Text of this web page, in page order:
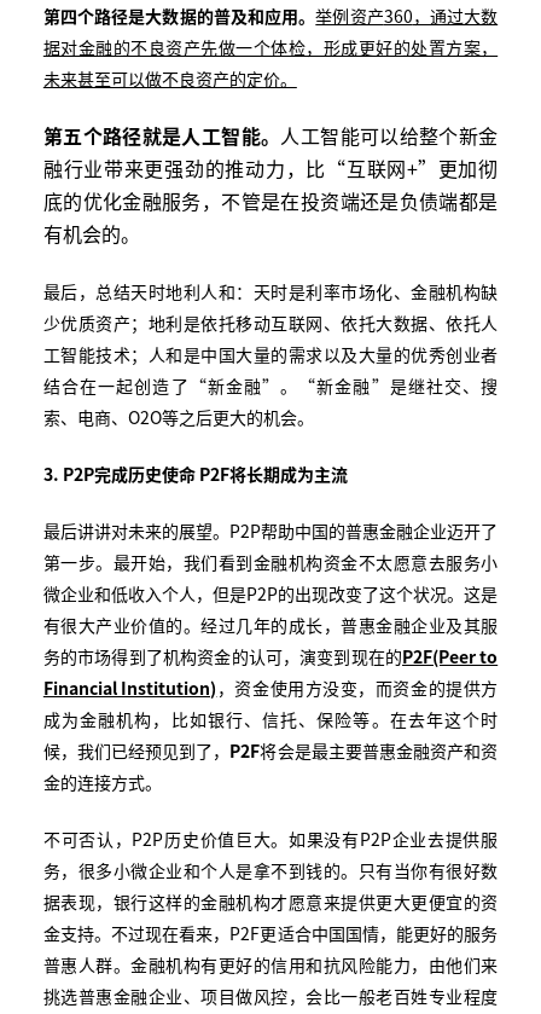
第四个路径是大数据的普及和应用。举例资产360，通过大数
据对金融的不良资产先做一个体检，形成更好的处置方案，
未来甚至可以做不良资产的定价。
第五个路径就是人工智能。 人工智能可以给整个新金
融行业带来更强劲的推动力，比“互联网+”更加彻
底的优化金融服务，不管是在投资端还是负债端都是
有机会的。
最后，总结天时地利人和：天时是利率市场化、金融机构缺
少优质资产；地利是依托移动互联网、依托大数据、依托人
工智能技术；人和是中国大量的需求以及大量的优秀创业者
结合在一起创造了“新金融”。“新金融”是继社交、搜
索、电商、O2O等之后更大的机会。
3. P2P完成历史使命 P2F将长期成为主流
最后讲讲对未来的展望。P2P帮助中国的普惠金融企业迈开了
第一步。最开始，我们看到金融机构资金不太愿意去服务小
微企业和低收入个人，但是P2P的出现改变了这个状况。这是
有很大产业价值的。经过几年的成长，普惠金融企业及其服
务的市场得到了机构资金的认可，演变到现在的P2F(Peer to
Financial Institution) ，资金使用方没变，而资金的提供方
成为金融机构，比如银行、信托、保险等。在去年这个时
候，我们已经预见到了， P2F将会是最主要普惠金融资产和资
金的连接方式。
不可否认，P2P历史价值巨大。如果没有P2P企业去提供服
务，很多小微企业和个人是拿不到钱的。只有当你有很好数
据表现，银行这样的金融机构才愿意来提供更大更便宜的资
金支持。不过现在看来，P2F更适合中国国情，能更好的服务
普惠人群。金融机构有更好的信用和抗风险能力，由他们来
挑选普惠金融企业、项目做风控，会比一般老百姓专业程度